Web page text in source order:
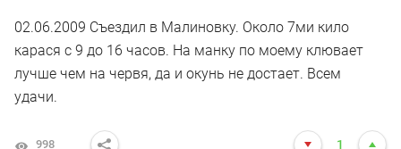
02.06.2009 Съездил в Малиновку. Около 7ми кило
карася с 9 до 16 часов. На манку по моему клювает
лучше чем на червя, да и окунь не достает. Всем
удачи.
998 1